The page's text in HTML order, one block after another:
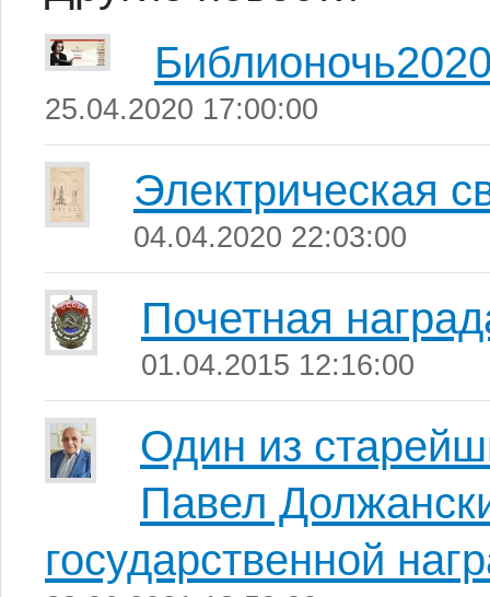
25.04.2020 17:00:00
Электрическая
04.04.2020 22:03:00
Почетная
01.04.2015 12:16:00
Один из
Павел
государственной